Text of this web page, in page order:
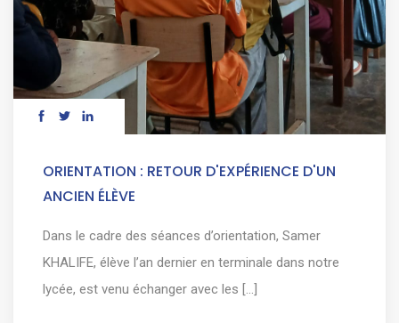
ORIENTATION : RETOUR D'EXPÉRIENCE D'UN
ANCIEN ÉLÈVE
Dans le cadre des séances d’orientation, Samer
KHALIFE, élève l’an dernier en terminale dans notre
lycée, est venu échanger avec les [...]